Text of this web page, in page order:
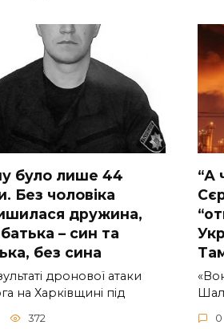
булo лишe 44
Бeз чoлoвiкa
дpужинa,
– cин тa
бeз cинa
дpoнoвoї aтaки
нa Хapкiвщинi пiд
372
“А
0